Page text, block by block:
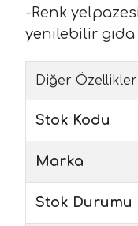
-Renk
yenilebilir gıda
Diğer Özellikler
Stok Kodu
Marka
Stok Durumu